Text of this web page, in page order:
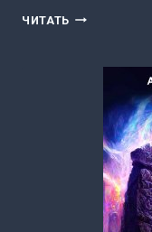
ЧИТАТЬ МИР
НАСТОЯЩАЯ
(АНТОН
ЕМЕЛЬЯНОВ
СЕРГЕЙ
САВИНОВ)